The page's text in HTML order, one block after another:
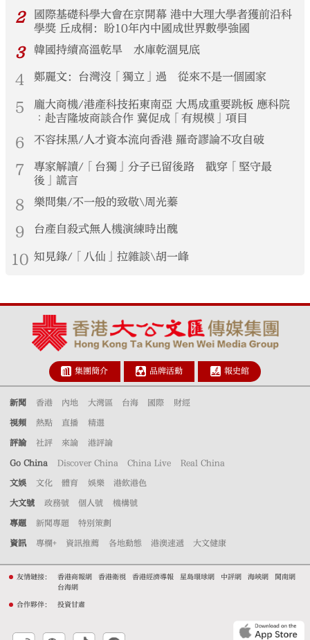
2
國際基礎科學大會在京開幕 港中大理大學者獲前沿科
學獎 丘成桐：盼10年內中國成世界數學強國
3 韓國持續高溫乾旱 水庫乾涸見底
4 鄭麗文：台灣沒「獨立」過 從來不是一個國家
5
龐大商機/港產科技拓東南亞 大馬成重要跳板 應科院
︰赴吉隆坡商談合作 冀促成「有規模」項目
6 不容抹黑/人才資本流向香港 羅奇謬論不攻自破
7
專家解讀/「台獨」分子已留後路 戳穿「堅守最
後」謊言
8 樂問集/不一般的致敬\周光蓁
9 台產自殺式無人機演練時出醜
10 知見錄/「八仙」拉雜談\胡一峰
集團簡介 品牌活動 報史館
新聞 香港 內地 大灣區 台海 國際 財經
視頻 熱點 直播 精選
評論 社評 來論 港評論
Go China Discover China China Live Real China
文娛 文化 體育 娛樂 港飲港色
大文號 政務號 個人號 機構號
專題 新聞專題 特別策劃
資訊 專欄+ 資訊推薦 各地動態 港澳速遞 大文健康
友情鏈接： 香港商報網 香港衛視 香港經濟導報 星島環球網 中評網 海峽網
閩南網
台海網
合作夥伴： 投資甘肅